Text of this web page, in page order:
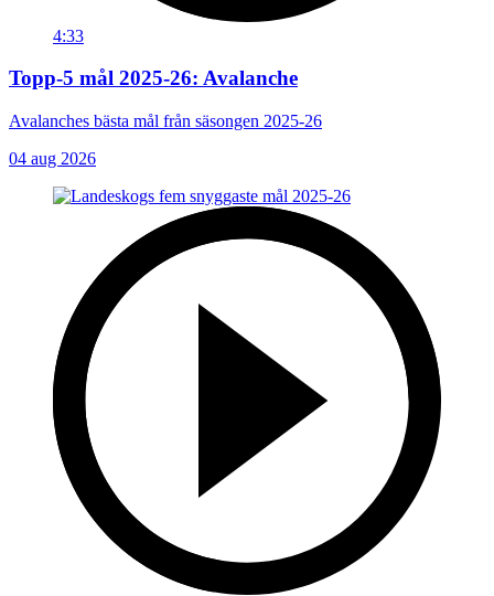
4:33
Topp-5 mål 2025-26: Avalanche
Avalanches bästa mål från säsongen 2025-26
04 aug 2026